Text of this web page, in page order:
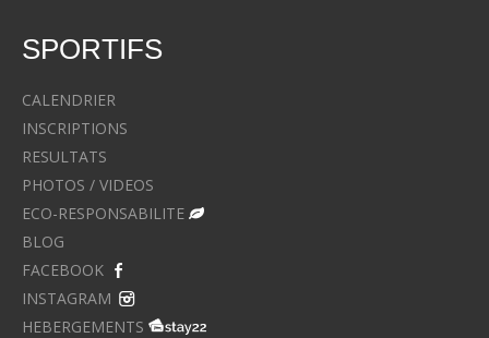
SPORTIFS
CALENDRIER
INSCRIPTIONS
RESULTATS
PHOTOS / VIDEOS
ECO-RESPONSABILITE
BLOG
FACEBOOK
INSTAGRAM
HEBERGEMENTS